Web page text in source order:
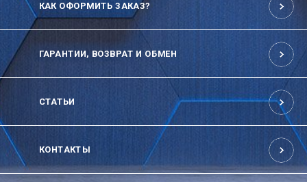
КАК ОФОРМИТЬ ЗАКАЗ?
ГАРАНТИИ, ВОЗВРАТ И ОБМЕН
СТАТЬИ
КОНТАКТЫ